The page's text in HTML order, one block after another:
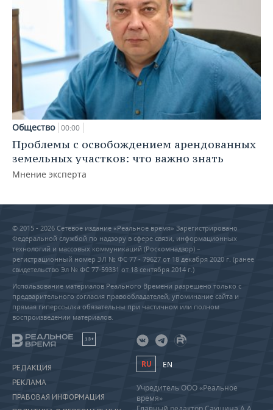
Общество 00:00
Проблемы с освобождением арендованных
земельных участков: что важно знать
Мнение эксперта
© 2015 - 2026 Сетевое издание «Реальное время» Зарегистрировано
Федеральной службой по надзору в сфере связи, информационных
технологий и массовых коммуникаций (Роскомнадзор) –
регистрационный номер ЭЛ № ФС 77 - 79627 от 18 декабря 2020 г. (ранее
свидетельство Эл № ФС 77-59331 от 18 сентября 2014 г.)
Использование материалов Реального Времени разрешено только с
предварительного согласия правообладателей, упоминание сайта и
прямая гиперссылка обязательны при частичном или полном
воспроизведении материалов.
18+
РЕДАКЦИЯ
РЕКЛАМА
ПРАВОВАЯ ИНФОРМАЦИЯ
RU EN
Учредитель ООО «Реальное
время»